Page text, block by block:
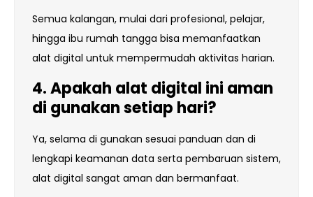
Semua kalangan, mulai dari profesional, pelajar,
hingga ibu rumah tangga bisa memanfaatkan
alat digital untuk mempermudah aktivitas harian.
4. Apakah alat digital ini aman
di gunakan setiap hari?
Ya, selama di gunakan sesuai panduan dan di
lengkapi keamanan data serta pembaruan sistem,
alat digital sangat aman dan bermanfaat.